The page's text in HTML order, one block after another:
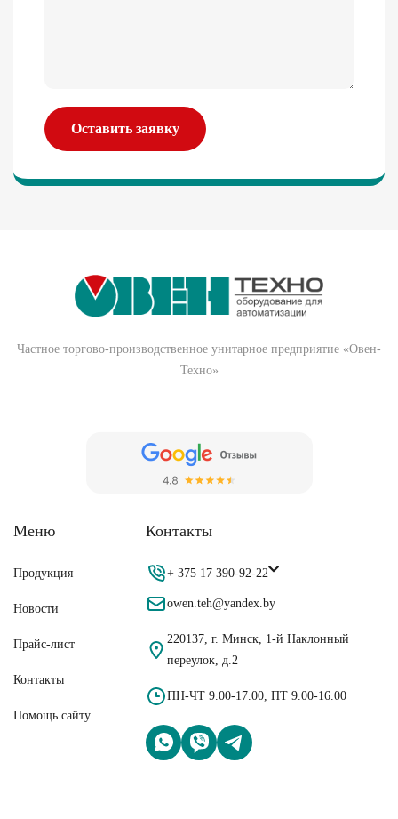
Оставить заявку
Частное торгово-производственное унитарное предприятие «Овен-
Техно»
Меню
Продукция
Новости
Прайс-лист
Контакты
Помощь сайту
Контакты
+ 375 17 390-92-22
owen.teh@yandex.by
220137, г. Минск, 1-й Наклонный
переулок, д.2
ПН-ЧТ 9.00-17.00, ПТ 9.00-16.00